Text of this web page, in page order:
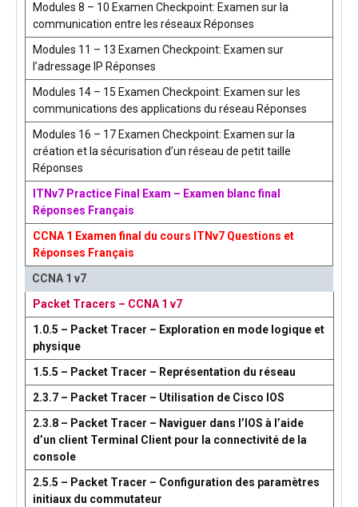
Modules 8 – 10 Examen Checkpoint: Examen sur la
communication entre les réseaux Réponses
Modules 11 – 13 Examen Checkpoint: Examen sur
l’adressage IP Réponses
Modules 14 – 15 Examen Checkpoint: Examen sur les
communications des applications du réseau Réponses
Modules 16 – 17 Examen Checkpoint: Examen sur la
création et la sécurisation d’un réseau de petit taille
Réponses
ITNv7 Practice Final Exam – Examen blanc final
Réponses Français
CCNA 1 Examen final du cours ITNv7 Questions et
Réponses Français
CCNA 1 v7
Packet Tracers – CCNA 1 v7
1.0.5 – Packet Tracer – Exploration en mode logique et
physique
1.5.5 – Packet Tracer – Représentation du réseau
2.3.7 – Packet Tracer – Utilisation de Cisco IOS
2.3.8 – Packet Tracer – Naviguer dans l’IOS à l’aide
d’un client Terminal Client pour la connectivité de la
console
2.5.5 – Packet Tracer – Configuration des paramètres
initiaux du commutateur